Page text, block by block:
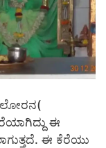
ಈ
ಈ ಕೆರೆಯು